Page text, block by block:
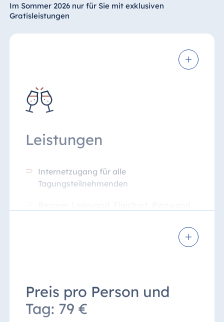
Im Sommer 2026 nur für Sie mit exklusiven
Gratisleistungen
Leistungen
Internetzugang für alle
Tagungsteilnehmenden
Zugang zur ganztägigen zentralen
Kaffeepause von 10 bis 18 Uhr*
Preis pro Person und
Tag: 79 €